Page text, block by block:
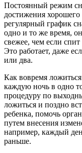
Постоянный режим
достижения
регулярный график
одно и то же время,
свежее, чем если
Это работает, даже
или два.
Как вовремя
каждую ночь в одно
процедуру по
ложиться и поздно
ребенка, помочь
путем внесения
например, каждый
раньше.